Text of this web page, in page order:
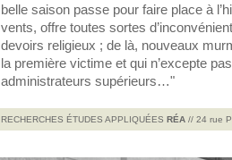
belle saison passe pour faire place à
vents, offre toutes sortes
devoirs religieux ; de là, nouveaux
la première victime et qui n’excepte
administrateurs supérieurs…"
RECHERCHES ÉTUDES APPLIQUÉES RÉA // 24 rue